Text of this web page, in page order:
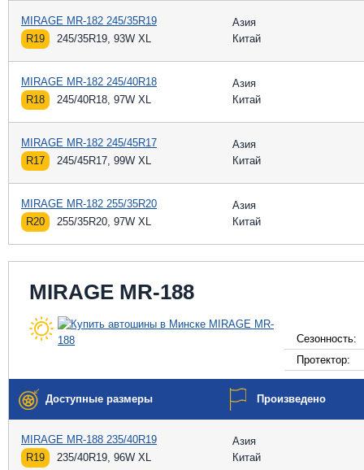
MIRAGE MR-182 245/35R19
R19
245/35R19, 93W XL
Азия
Китай
MIRAGE MR-182 245/40R18
R18
245/40R18, 97W XL
Азия
Китай
MIRAGE MR-182 245/45R17
R17
245/45R17, 99W XL
Азия
Китай
MIRAGE MR-182 255/35R20
R20
255/35R20, 97W XL
Азия
Китай
MIRAGE MR-188
Сезонность:
Протектор:
Доступные размеры Произведено
MIRAGE MR-188 235/40R19
R19
235/40R19, 96W XL
Азия
Китай